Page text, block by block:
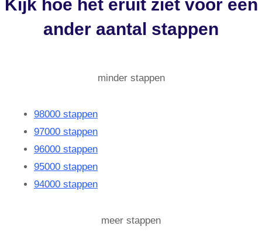
Kijk hoe het eruit ziet voor een
ander aantal stappen
minder stappen
98000 stappen
97000 stappen
96000 stappen
95000 stappen
94000 stappen
meer stappen